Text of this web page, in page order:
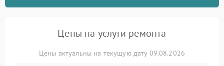
Цены на услуги ремонта
Цены актуальны на текущую дату 09.08.2026